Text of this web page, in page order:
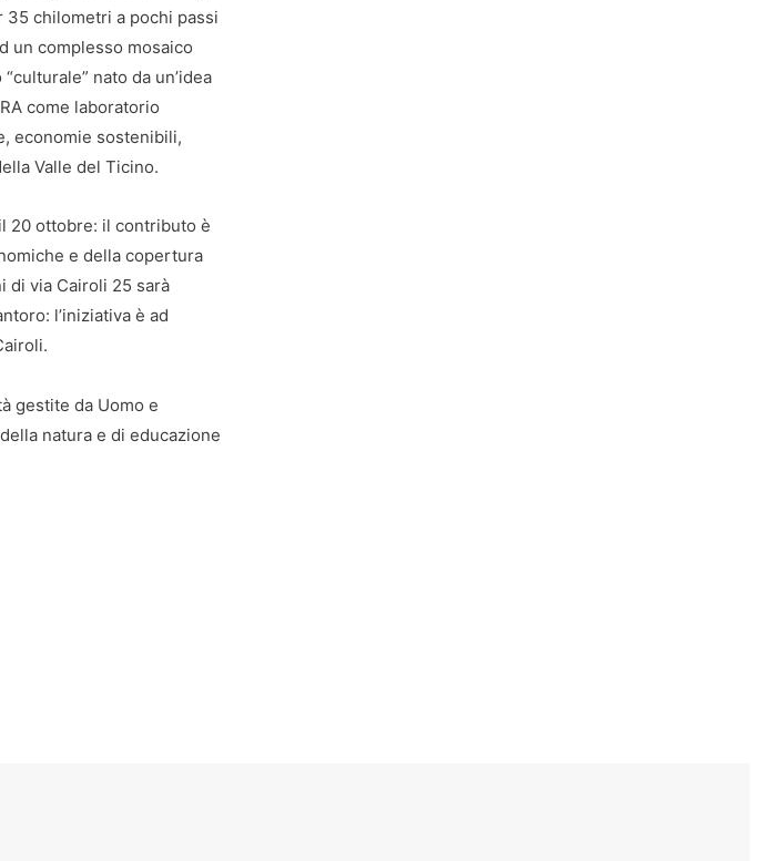
35 chilometri a pochi passi
un complesso mosaico
nato da un’idea
come laboratorio
economie sostenibili,
Valle del Ticino.
20 ottobre: il contributo è
e della copertura
di via Cairoli 25 sarà
l’iniziativa è ad
gestite da Uomo e
natura e di educazione